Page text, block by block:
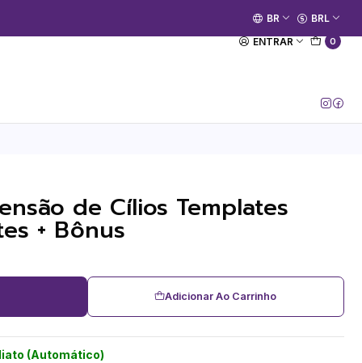
ENTRAR 0
[Entrar no Canal]
BR BRL
de Cílios Templates
+ Bônus
Adicionar Ao Carrinho
(Automático)